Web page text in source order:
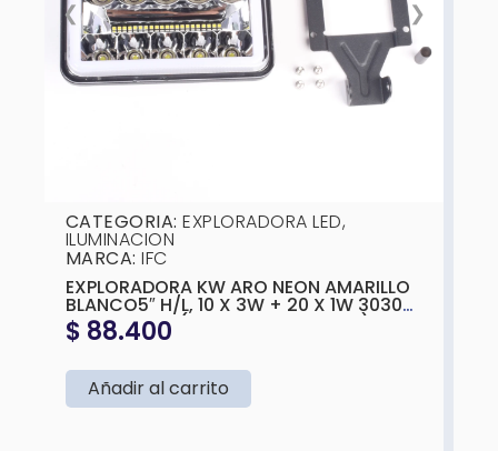
❮ ❯
CATEGORIA:EXPLORADORA LED,
ILUMINACION
MARCA:IFC
EXPLORADORA KW ARO NEON AMARILLO
BLANCO5″ H/L, 10 X 3W + 20 X 1W 3030
SMD 10-30V, (BLANCA Y AMARILLA)
165X108X65MM
$88.400
Añadir al carrito